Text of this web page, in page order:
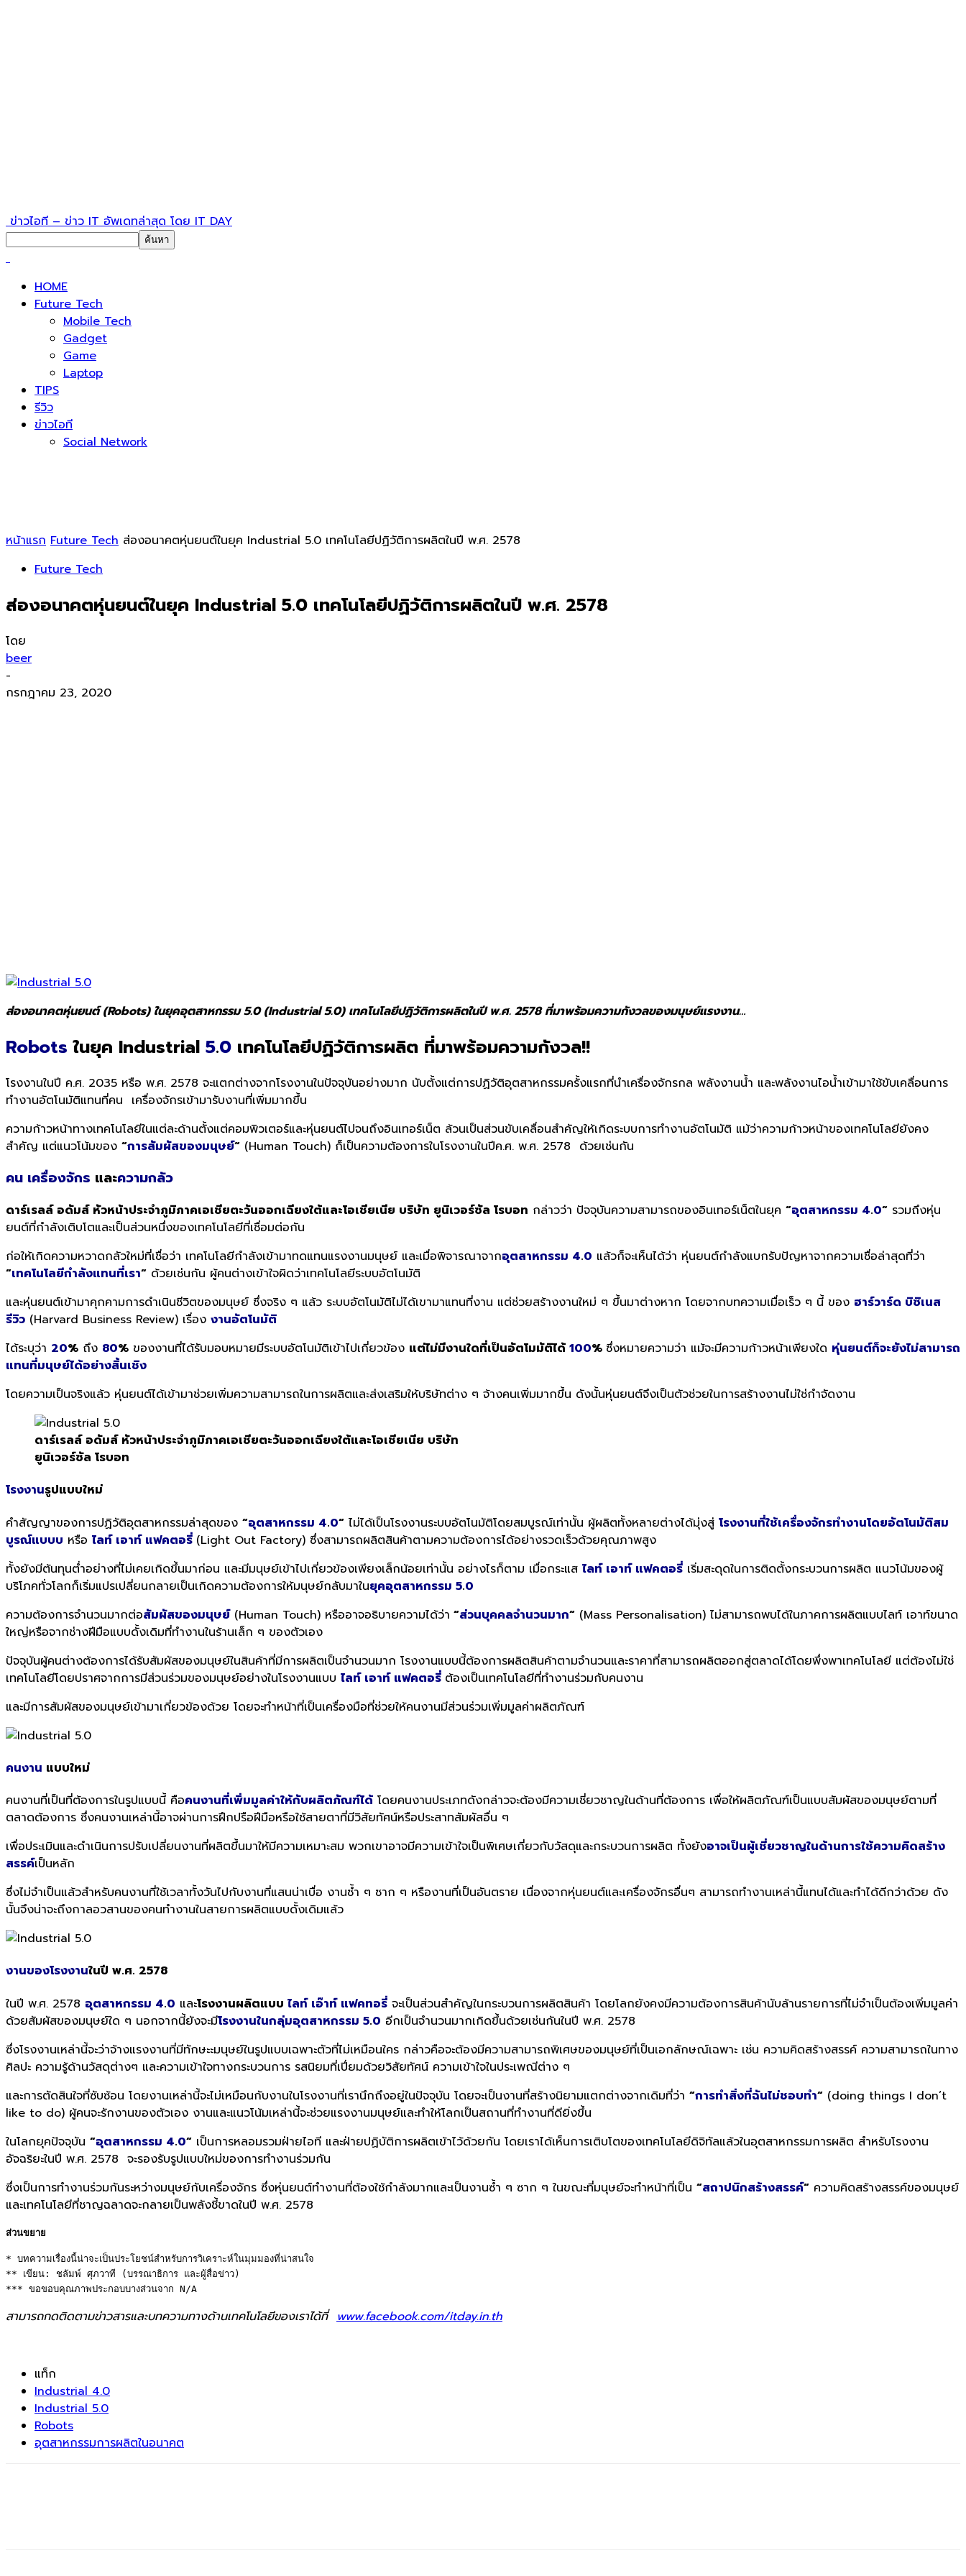
ข่าวไอที – ข่าว IT อัพเดทล่าสุด โดย IT DAY
HOME
Future Tech
Mobile Tech
Gadget
Game
Laptop
TIPS
รีวิว
ข่าวไอที
Social Network
หน้าแรก Future Tech ส่องอนาคตหุ่นยนต์ในยุค Industrial 5.0 เทคโนโลยีปฏิวัติการผลิตในปี พ.ศ. 2578
Future Tech
ส่องอนาคตหุ่นยนต์ในยุค Industrial 5.0 เทคโนโลยีปฏิวัติการผลิตในปี พ.ศ. 2578
โดย
beer
-
กรกฎาคม 23, 2020
ส่องอนาคตหุ่นยนต์ (Robots) ในยุคอุตสาหกรรม 5.0 (Industrial 5.0) เทคโนโลยีปฏิวัติการผลิตในปี พ.ศ. 2578 ที่มาพร้อมความกังวลของมนุษย์แรงงาน…
Robotsในยุค Industrial 5.0 เทคโนโลยีปฏิวัติการผลิต ที่มาพร้อมความกังวล!!
โรงงานในปี ค.ศ. 2035 หรือ พ.ศ. 2578 จะแตกต่างจากโรงงานในปัจจุบันอย่างมาก นับตั้งแต่การปฏิวัติอุตสาหกรรมครั้งแรกที่นำเครื่องจักรกล พลังงานน้ำ และพลังงานไอน้ำเข้ามาใช้ขับเคลื่อนการ
ทำงานอัตโนมัติแทนที่คน เครื่องจักรเข้ามารับงานที่เพิ่มมากขึ้น
ความก้าวหน้าทางเทคโนโลยีในแต่ละด้านตั้งแต่คอมพิวเตอร์และหุ่นยนต์ไปจนถึงอินเทอร์เน็ต ล้วนเป็นส่วนขับเคลื่อนสำคัญให้เกิดระบบการทำงานอัตโนมัติ แม้ว่าความก้าวหน้าของเทคโนโลยียังคง
สำคัญ แต่แนวโน้มของ “การสัมผัสของมนุษย์“ (Human Touch) ก็เป็นความต้องการในโรงงานในปีค.ศ. พ.ศ. 2578 ด้วยเช่นกัน
คน เครื่องจักร และความกลัว
ดาร์เรลล์ อดัมส์ หัวหน้าประจำภูมิภาคเอเชียตะวันออกเฉียงใต้และโอเชียเนีย บริษัท ยูนิเวอร์ซัล โรบอท กล่าวว่า ปัจจุบันความสามารถของอินเทอร์เน็ตในยุค “อุตสาหกรรม 4.0“ รวมถึงหุ่น
ยนต์ที่กำลังเติบโตและเป็นส่วนหนึ่งของเทคโนโลยีที่เชื่อมต่อกัน
ก่อให้เกิดความหวาดกลัวใหม่ที่เชื่อว่า เทคโนโลยีกำลังเข้ามาทดแทนแรงงานมนุษย์ และเมื่อพิจารณาจากอุตสาหกรรม 4.0 แล้วก็จะเห็นได้ว่า หุ่นยนต์กำลังแบกรับปัญหาจากความเชื่อล่าสุดที่ว่า
“เทคโนโลยีกำลังแทนที่เรา“ ด้วยเช่นกัน ผู้คนต่างเข้าใจผิดว่าเทคโนโลยีระบบอัตโนมัติ
และหุ่นยนต์เข้ามาคุกคามการดำเนินชีวิตของมนุษย์ ซึ่งจริง ๆ แล้ว ระบบอัตโนมัติไม่ได้เขามาแทนที่งาน แต่ช่วยสร้างงานใหม่ ๆ ขึ้นมาต่างหาก โดยจากบทความเมื่อเร็ว ๆ นี้ ของ ฮาร์วาร์ด บิซิเนส
รีวิว (Harvard Business Review) เรื่อง งานอัตโนมัติ
ได้ระบุว่า 20% ถึง 80% ของงานที่ได้รับมอบหมายมีระบบอัตโนมัติเข้าไปเกี่ยวข้อง แต่ไม่มีงานใดที่เป็นอัตโมมัติได้ 100% ซึ่งหมายความว่า แม้จะมีความก้าวหน้าเพียงใด หุ่นยนต์ก็จะยังไม่สามารถ
แทนที่มนุษย์ได้อย่างสิ้นเชิง
โดยความเป็นจริงแล้ว หุ่นยนต์ได้เข้ามาช่วยเพิ่มความสามารถในการผลิตและส่งเสริมให้บริษัทต่าง ๆ จ้างคนเพิ่มมากขึ้น ดังนั้นหุ่นยนต์จึงเป็นตัวช่วยในการสร้างงานไม่ใช่กำจัดงาน
ดาร์เรลล์ อดัมส์ หัวหน้าประจำภูมิภาคเอเชียตะวันออกเฉียงใต้และโอเชียเนีย บริษัท
ยูนิเวอร์ซัล โรบอท
โรงงานรูปแบบใหม่
คำสัญญาของการปฏิวัติอุตสาหกรรมล่าสุดของ “อุตสาหกรรม 4.0“ ไม่ได้เป็นโรงงานระบบอัตโนมัติโดยสมบูรณ์เท่านั้น ผู้ผลิตทั้งหลายต่างได้มุ่งสู่ โรงงานที่ใช้เครื่องจักรทำงานโดยอัตโนมัติสม
บูรณ์แบบบ หรือ ไลท์ เอาท์ แฟคตอรี่ (Light Out Factory) ซึ่งสามารถผลิตสินค้าตามความต้องการได้อย่างรวดเร็วด้วยคุณภาพสูง
ทั้งยังมีต้นทุนต่ำอย่างที่ไม่เคยเกิดขึ้นมาก่อน และมีมนุษย์เข้าไปเกี่ยวข้องเพียงเล็กน้อยเท่านั้น อย่างไรก็ตาม เมื่อกระแส ไลท์ เอาท์ แฟคตอรี่ เริ่มสะดุดในการติดตั้งกระบวนการผลิต แนวโน้มของผู้
บริโภคทั่วโลกก็เริ่มแปรเปลี่ยนกลายเป็นเกิดความต้องการให้มนุษย์กลับมาในยุคอุตสาหกรรม 5.0
ความต้องการจำนวนมากต่อสัมผัสของมนุษย์ (Human Touch) หรืออาจอธิบายความได้ว่า “ส่วนบุคคลจำนวนมาก“ (Mass Personalisation) ไม่สามารถพบได้ในภาคการผลิตแบบไลท์ เอาท์ขนาด
ใหญ่หรือจากช่างฝีมือแบบดั้งเดิมที่ทำงานในร้านเล็ก ๆ ของตัวเอง
ปัจจุบันผู้คนต่างต้องการได้รับสัมผัสของมนุษย์ในสินค้าที่มีการผลิตเป็นจำนวนมาก โรงงานแบบนี้ต้องการผลิตสินค้าตามจำนวนและราคาที่สามารถผลิตออกสู่ตลาดได้โดยพึ่งพาเทคโนโลยี แต่ต้องไม่ใช่
เทคโนโลยีโดยปราศจากการมีส่วนร่วมของมนุษย์อย่างในโรงงานแบบ ไลท์ เอาท์ แฟคตอรี่ ต้องเป็นเทคโนโลยีที่ทำงานร่วมกับคนงาน
และมีการสัมผัสของมนุษย์เข้ามาเกี่ยวข้องด้วย โดยจะทำหน้าที่เป็นเครื่องมือที่ช่วยให้คนงานมีส่วนร่วมเพิ่มมูลค่าผลิตภัณฑ์
คนงาน แบบใหม่
คนงานที่เป็นที่ต้องการในรูปแบบนี้ คือคนงานที่เพิ่มมูลค่าให้กับผลิตภัณฑ์ได้ โดยคนงานประเภทดังกล่าวจะต้องมีความเชี่ยวชาญในด้านที่ต้องการ เพื่อให้ผลิตภัณฑ์เป็นแบบสัมผัสของมนุษย์ตามที่
ตลาดต้องการ ซึ่งคนงานเหล่านี้อาจผ่านการฝึกปรือฝีมือหรือใช้สายตาที่มีวิสัยทัศน์หรือประสาทสัมผัสอื่น ๆ
เพื่อประเมินและดำเนินการปรับเปลี่ยนงานที่ผลิตขึ้นมาให้มีความเหมาะสม พวกเขาอาจมีความเข้าใจเป็นพิเศษเกี่ยวกับวัสดุและกระบวนการผลิต ทั้งยังอาจเป็นผู้เชี่ยวชาญในด้านการใช้ความคิดสร้าง
สรรค์เป็นหลัก
ซึ่งไม่จำเป็นแล้วสำหรับคนงานที่ใช้เวลาทั้งวันไปกับงานที่แสนน่าเบื่อ งานซ้ำ ๆ ซาก ๆ หรืองานที่เป็นอันตราย เนื่องจากหุ่นยนต์และเครื่องจักรอื่นๆ สามารถทำงานเหล่านี้แทนได้และทำได้ดีกว่าด้วย ดัง
นั้นจึงน่าจะถึงกาลอวสานของคนทำงานในสายการผลิตแบบดั้งเดิมแล้ว
งานของโรงงานในปี พ.ศ. 2578
ในปี พ.ศ. 2578 อุตสาหกรรม 4.0 และโรงงานผลิตแบบ ไลท์ เอ๊าท์ แฟคทอรี่ จะเป็นส่วนสำคัญในกระบวนการผลิตสินค้า โดยโลกยังคงมีความต้องการสินค้านับล้านรายการที่ไม่จำเป็นต้องเพิ่มมูลค่า
ด้วยสัมผัสของมนุษย์ใด ๆ นอกจากนี้ยังจะมีโรงงานในกลุ่มอุตสาหกรรม 5.0 อีกเป็นจำนวนมากเกิดขึ้นด้วยเช่นกันในปี พ.ศ. 2578
ซึ่งโรงงานเหล่านี้จะว่าจ้างแรงงานที่มีทักษะะมนุษย์ในรูปแบบเฉพาะตัวที่ไม่เหมือนใคร กล่าวคือจะต้องมีความสามารถพิเศษของมนุษย์ที่เป็นเอกลักษณ์เฉพาะ เช่น ความคิดสร้างสรรค์ ความสามารถในทาง
ศิลปะ ความรู้ด้านวัสดุต่างๆ และความเข้าใจทางกระบวนการ รสนิยมที่เปี่ยมด้วยวิสัยทัศน์ ความเข้าใจในประเพณีต่าง ๆ
และการตัดสินใจที่ซับซ้อน โดยงานเหล่านี้จะไม่เหมือนกับงานในโรงงานที่เรานึกถึงอยู่ในปัจจุบัน โดยจะเป็นงานที่สร้างนิยามแตกต่างจากเดิมที่ว่า “การทำสิ่งที่ฉันไม่ชอบทำ“ (doing things I don’t
like to do) ผู้คนจะรักงานของตัวเอง งานและแนวโน้มเหล่านี้จะช่วยแรงงานมนุษย์และทำให้โลกเป็นสถานที่ทำงานที่ดียิ่งขึ้น
ในโลกยุคปัจจุบัน “อุตสาหกรรม 4.0“ เป็นการหลอมรวมฝ่ายไอที และฝ่ายปฏิบัติการผลิตเข้าไว้ด้วยกัน โดยเราได้เห็นการเติบโตของเทคโนโลยีดิจิทัลแล้วในอุตสาหกรรมการผลิต สำหรับโรงงาน
อัจฉริยะในปี พ.ศ. 2578 จะรองรับรูปแบบใหม่ของการทำงานร่วมกัน
ซึ่งเป็นการทำงานร่วมกันระหว่างมนุษย์กับเครื่องจักร ซึ่งหุ่นยนต์ทำงานที่ต้องใช้กำลังมากและเป็นงานซ้ำ ๆ ซาก ๆ ในขณะที่มนุษย์จะทำหน้าที่เป็น “สถาปนิกสร้างสรรค์“ ความคิดสร้างสรรค์ของมนุษย์
และเทคโนโลยีที่ชาญฉลาดจะกลายเป็นพลังชี้ขาดในปี พ.ศ. 2578
ส่วนขยาย
* บทความเรื่องนี้น่าจะเป็นประโยชน์สำหรับการวิเคราะห์ในมุมมองที่น่าสนใจ
** เขียน: ชลัมพ์ ศุภวาที (บรรณาธิการ และผู้สื่อข่าว)
*** ขอขอบคุณภาพประกอบบางส่วนจาก N/A
สามารถกดติดตามข่าวสารและบทความทางด้านเทคโนโลยีของเราได้ที่ www.facebook.com/itday.in.th
แท็ก
Industrial 4.0
Industrial 5.0
Robots
อุตสาหกรรมการผลิตในอนาคต